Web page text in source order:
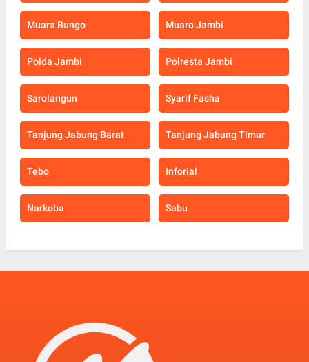
Muara Bungo Muaro Jambi
Polda Jambi Polresta Jambi
Sarolangun Syarif Fasha
Tanjung Jabung Barat Tanjung Jabung Timur
Tebo Inforial
Narkoba Sabu